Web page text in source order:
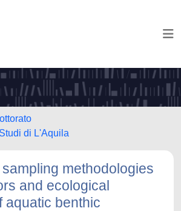
di L'Aquila
methodologies
and ecological
aquatic benthic